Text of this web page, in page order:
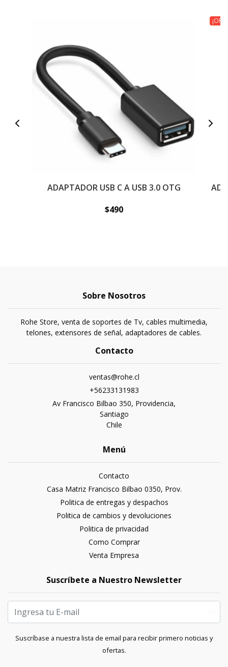
ADAPTADOR USB C A USB 3.0 OTG
$490
Sobre Nosotros
Rohe Store, venta de soportes de Tv, cables multimedia,
telones, extensores de señal, adaptadores de cables.
Contacto
ventas@rohe.cl
+56233131983
Av Francisco Bilbao 350, Providencia,
Santiago
Chile
Menú
Contacto
Casa Matriz Francisco Bilbao 0350, Prov.
Politica de entregas y despachos
Politica de cambios y devoluciones
Politica de privacidad
Como Comprar
Venta Empresa
Suscríbete a Nuestro Newsletter
Suscríbase a nuestra lista de email para recibir primero noticias y
ofertas.